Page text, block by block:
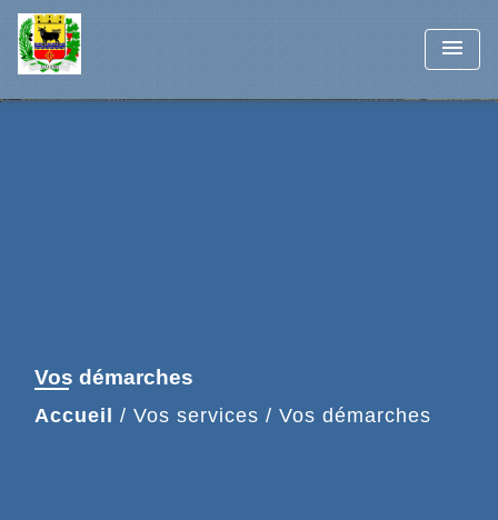
menu
Vos démarches
Accueil / Vos services / Vos démarches